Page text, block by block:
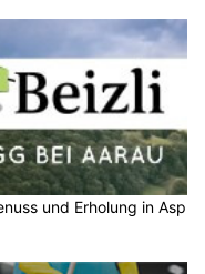
und Erholung in Asp